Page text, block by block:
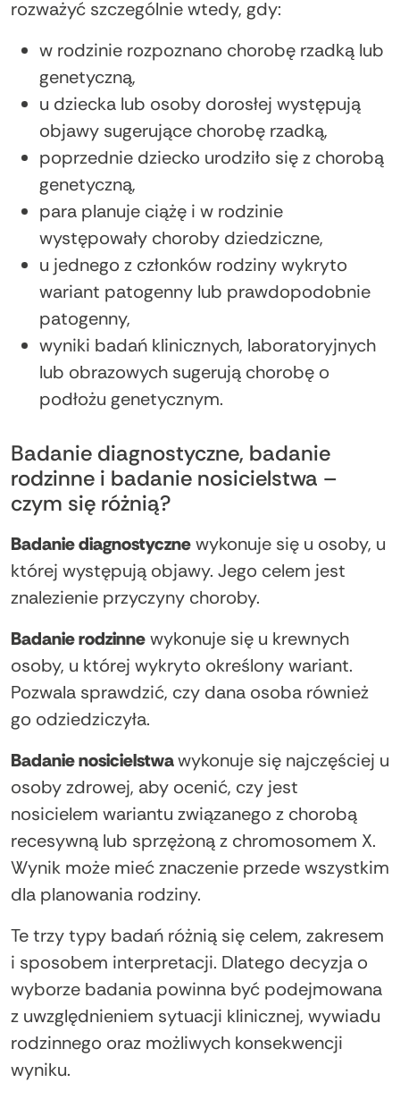
rozważyć szczególnie wtedy, gdy:
w rodzinie rozpoznano chorobę rzadką lub
genetyczną,
u dziecka lub osoby dorosłej występują
objawy sugerujące chorobę rzadką,
poprzednie dziecko urodziło się z chorobą
genetyczną,
para planuje ciążę i w rodzinie
występowały choroby dziedziczne,
u jednego z członków rodziny wykryto
wariant patogenny lub prawdopodobnie
patogenny,
wyniki badań klinicznych, laboratoryjnych
lub obrazowych sugerują chorobę o
podłożu genetycznym.
Badanie diagnostyczne, badanie
rodzinne i badanie nosicielstwa –
czym się różnią?
Badanie diagnostycznewykonuje się u osoby, u
której występują objawy. Jego celem jest
znalezienie przyczyny choroby.
Badanie rodzinnewykonuje się u krewnych
osoby, u której wykryto określony wariant.
Pozwala sprawdzić, czy dana osoba również
go odziedziczyła.
Badanie nosicielstwawykonuje się najczęściej u
osoby zdrowej, aby ocenić, czy jest
nosicielem wariantu związanego z chorobą
recesywną lub sprzężoną z chromosomem X.
Wynik może mieć znaczenie przede wszystkim
dla planowania rodziny.
Te trzy typy badań różnią się celem, zakresem
i sposobem interpretacji. Dlatego decyzja o
wyborze badania powinna być podejmowana
z uwzględnieniem sytuacji klinicznej, wywiadu
rodzinnego oraz możliwych konsekwencji
wyniku.